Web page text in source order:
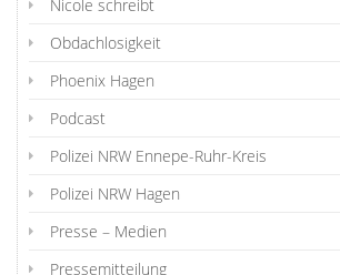
Nicole schreibt
Obdachlosigkeit
Phoenix Hagen
Podcast
Polizei NRW Ennepe-Ruhr-Kreis
Polizei NRW Hagen
Presse – Medien
Pressemitteilung